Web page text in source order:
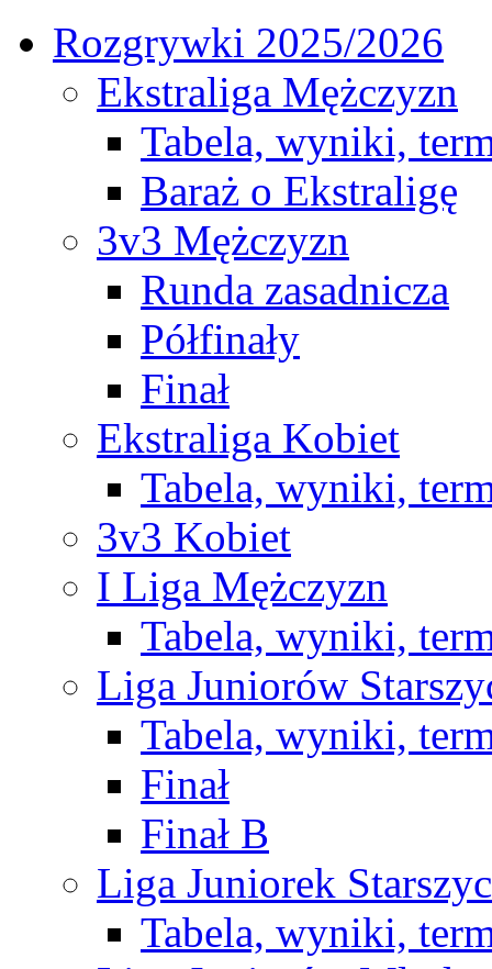
Rozgrywki 2025/2026
Ekstraliga Mężczyzn
Tabela, wyniki,
Baraż o Ekstraligę
3v3 Mężczyzn
Runda zasadnicza
Półfinały
Finał
Ekstraliga Kobiet
Tabela, wyniki,
3v3 Kobiet
I Liga Mężczyzn
Tabela, wyniki,
Liga Juniorów
Tabela, wyniki,
Finał
Finał B
Liga Juniorek
Tabela, wyniki,